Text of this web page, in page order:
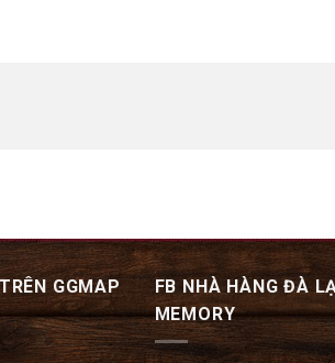
GGMAP
FB NHÀ HÀNG ĐÀ
MEMORY